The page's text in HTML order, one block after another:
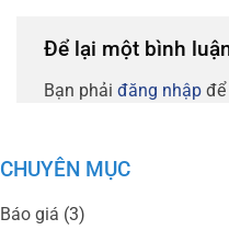
Để lại một bình
Bạn phải đăng nhập
CHUYÊN MỤC
Báo giá (3)